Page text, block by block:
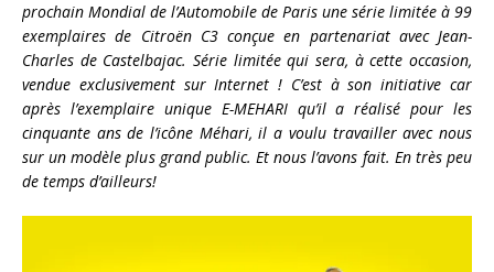
prochain Mondial de l’Automobile de Paris une série limitée à 99
exemplaires de Citroën C3 conçue en partenariat avec Jean-
Charles de Castelbajac. Série limitée qui sera, à cette occasion,
vendue exclusivement sur Internet ! C’est à son initiative car
après l’exemplaire unique E-MEHARI qu’il a réalisé pour les
cinquante ans de l’icône Méhari, il a voulu travailler avec nous
sur un modèle plus grand public. Et nous l’avons fait. En très peu
de temps d’ailleurs!